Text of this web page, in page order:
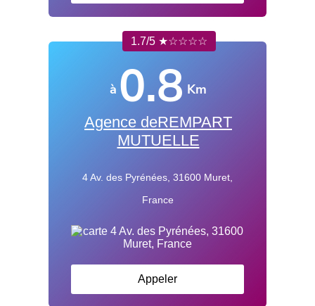
1.7/5 ★☆☆☆☆
à 0.8 Km
Agence deREMPART
MUTUELLE
4 Av. des Pyrénées, 31600 Muret,
France
Appeler